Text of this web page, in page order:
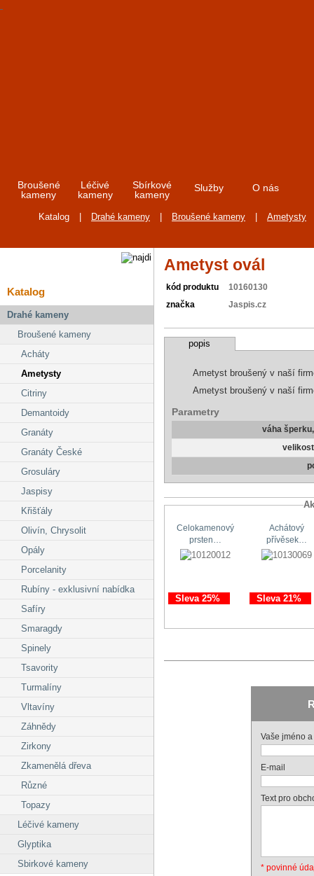
Broušené
kameny
Léčivé
kameny
Sbírkové
kameny
Služby O nás
Katalog Drahé kameny Broušené kameny Ametysty
Katalog
Drahé kameny
Broušené kameny
Acháty
Ametysty
Citriny
Demantoidy
Granáty
Granáty České
Grosuláry
Jaspisy
Křišťály
Olivín, Chrysolit
Opály
Porcelanity
Rubíny - exklusivní nabídka
Safíry
Smaragdy
Spinely
Tsavority
Turmalíny
Vltavíny
Záhnědy
Zirkony
Zkamenělá dřeva
Různé
Topazy
Léčivé kameny
Glyptika
Sbirkové kameny
Ametyst ovál
kód produktu 10160130
značka Jaspis.cz
popis
Ametyst broušený v naší
Ametyst broušený v naší
Parametry
váha
Celokamenový
prsten…
Sleva 25%
Achátový
přívěsek…
Sleva 21%
Vaše jméno
E-mail
Text pro
* povinné